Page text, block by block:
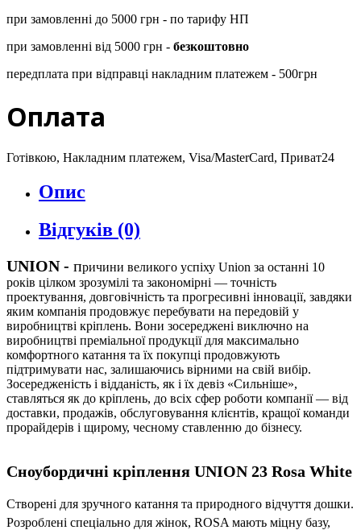
при замовленні до 5000 грн - по тарифу НП
при замовленні від 5000 грн - безкоштовно
передплата при відправці накладним платежем - 500грн
Оплата
Готівкою, Накладним платежем, Visa/MasterCard, Приват24
Опис
Відгуків (0)
UNION- причини великого успіху Union за останні 10
років цілком зрозумілі та закономірні — точність
проектування, довговічність та прогресивні інновації, завдяки
яким компанія продовжує перебувати на передовій у
виробництві кріплень. Вони зосереджені виключно на
виробництві преміальної продукції для максимально
комфортного катання та їх покупці продовжують
підтримувати нас, залишаючись вірними на свій вибір.
Зосередженість і відданість, як і їх девіз «Сильніше»,
ставляться як до кріплень, до всіх сфер роботи компанії — від
доставки, продажів, обслуговування клієнтів, кращої команди
прорайдерів і щирому, чесному ставленню до бізнесу.
Сноубордичні кріплення UNION 23 Rosa White
Створені для зручного катання та природного відчуття дошки.
Розроблені спеціально для жінок, ROSA мають міцну базу,